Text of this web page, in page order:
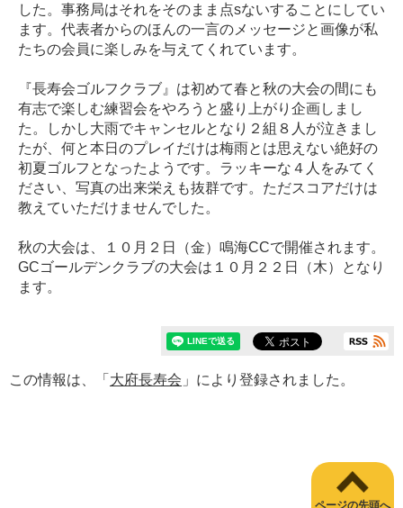
した。事務局はそれをそのまま点sないすることにしてい
ます。代表者からのほんの一言のメッセージと画像が私
たちの会員に楽しみを与えてくれています。
『長寿会ゴルフクラブ』は初めて春と秋の大会の間にも
有志で楽しむ練習会をやろうと盛り上がり企画しまし
た。しかし大雨でキャンセルとなり２組８人が泣きまし
たが、何と本日のプレイだけは梅雨とは思えない絶好の
初夏ゴルフとなったようです。ラッキーな４人をみてく
ださい、写真の出来栄えも抜群です。ただスコアだけは
教えていただけませんでした。
秋の大会は、１０月２日（金）鳴海CCで開催されます。
GCゴールデンクラブの大会は１０月２２日（木）となり
ます。
この情報は、「 大府長寿会 」により登録されました。
ページの先頭へ